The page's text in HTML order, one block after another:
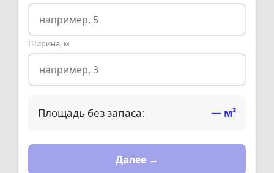
Ширина, м
Площадь без запаса: — м²
Далее →